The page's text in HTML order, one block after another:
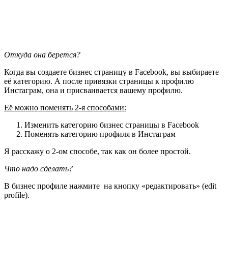
Откуда она берется?
Когда вы создаете бизнес страницу в Facebook, вы выбираете
её категорию. А после привязки страницы к профилю
Инстаграм, она и присваивается вашему профилю.
Её можно поменять 2-я способами:
Изменить категорию бизнес страницы в Facebook
Поменять категорию профиля в Инстаграм
Я расскажу о 2-ом способе, так как он более простой.
Что надо сделать?
В бизнес профиле нажмите на кнопку «редактировать» (edit
profile).